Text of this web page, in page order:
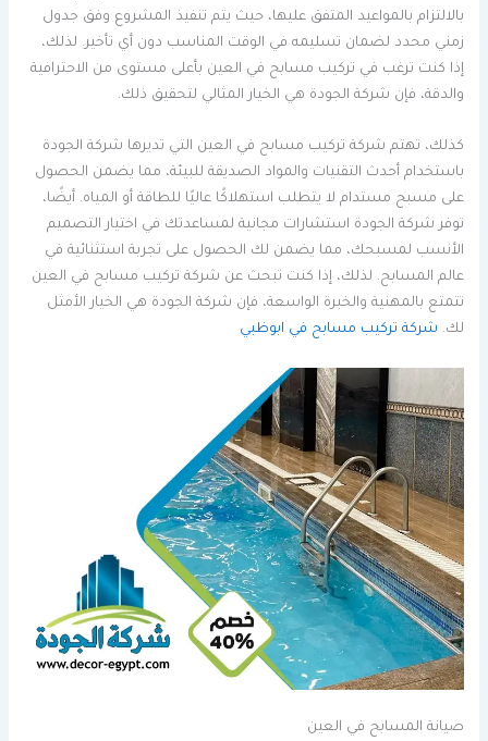
بالالتزام بالمواعيد المتفق عليها، حيث يتم تنفيذ المشروع وفق جدول
زمني محدد لضمان تسليمه في الوقت المناسب دون أي تأخير. لذلك،
إذا كنت ترغب في تركيب مسابح في العين بأعلى مستوى من الاحترافية
والدقة، فإن شركة الجودة هي الخيار المثالي لتحقيق ذلك.
كذلك، تهتم شركة تركيب مسابح في العين التي تديرها شركة الجودة
باستخدام أحدث التقنيات والمواد الصديقة للبيئة، مما يضمن الحصول
على مسبح مستدام لا يتطلب استهلاكًا عاليًا للطاقة أو المياه. أيضًا،
توفر شركة الجودة استشارات مجانية لمساعدتك في اختيار التصميم
الأنسب لمسبحك، مما يضمن لك الحصول على تجربة استثنائية في
عالم المسابح. لذلك، إذا كنت تبحث عن شركة تركيب مسابح في العين
تتمتع بالمهنية والخبرة الواسعة، فإن شركة الجودة هي الخيار الأمثل
لك. شركة تركيب مسابح في ابوظبي
صيانة المسابح في العين